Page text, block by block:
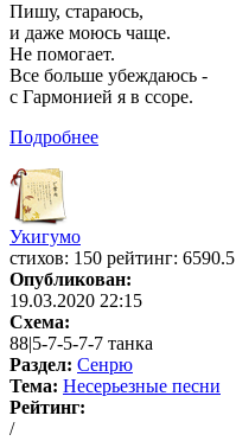
Пишу, стараюсь,
и даже моюсь чаще.
Не помогает.
Все больше убеждаюсь -
с Гармонией я в ссоре.
Подробнее
Укигумо
cтихов: 150 рейтинг: 6590.5
Опубликован:
19.03.2020 22:15
Схема:
88|5-7-5-7-7 танка
Раздел: Сенрю
Тема: Несерьезные песни
Рейтинг:
/